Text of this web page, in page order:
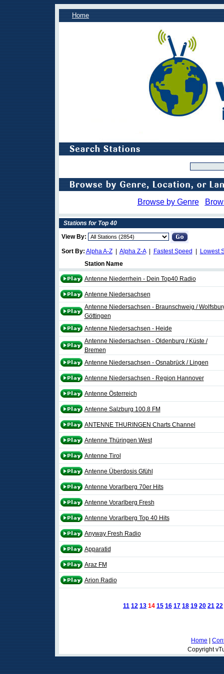
Home
Browse by Genre
Stations for Top 40
View By:
Sort By: Alpha A-Z| Alpha Z-A| Fastest Speed
Lowest
Station Name
Antenne Niederrhein - Dein Top40 Radio
Antenne Niedersachsen
Antenne Niedersachsen - Braunschweig /
Göttingen
Antenne Niedersachsen - Heide
Antenne Niedersachsen - Oldenburg / Küste /
Bremen
Antenne Niedersachsen - Osnabrück / Lingen
Antenne Niedersachsen - Region Hannover
Antenne Österreich
Antenne Salzburg 100.8 FM
ANTENNE THURINGEN Charts Channel
Antenne Thüringen West
Antenne Tirol
Antenne Überdosis Gfühl
Antenne Vorarlberg 70er Hits
Antenne Vorarlberg Fresh
Antenne Vorarlberg Top 40 Hits
Anyway Fresh Radio
Apparatid
Araz FM
Arion Radio
11 12 13 14 15 16 17 18 19 20 21 22
Home
Copyright